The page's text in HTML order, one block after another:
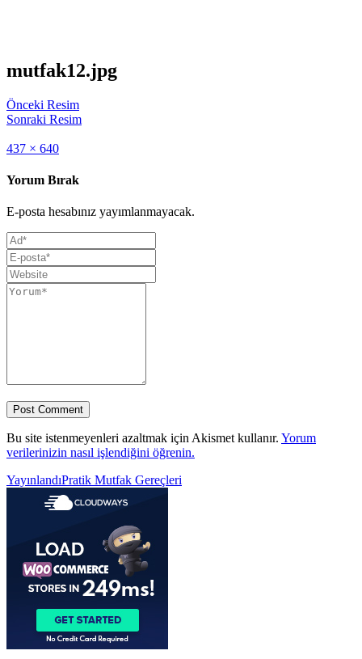
mutfak12.jpg
Önceki Resim
Sonraki Resim
Full
437 × 640
Yorum Bırak
E-posta hesabınız yayımlanmayacak.
Bu site istenmeyenleri azaltmak için Akismet kullanır. Yorum
verilerinizin nasıl işlendiğini öğrenin.
Yazı
gezinmesi
YayınlandıPratik Mutfak Gereçleri